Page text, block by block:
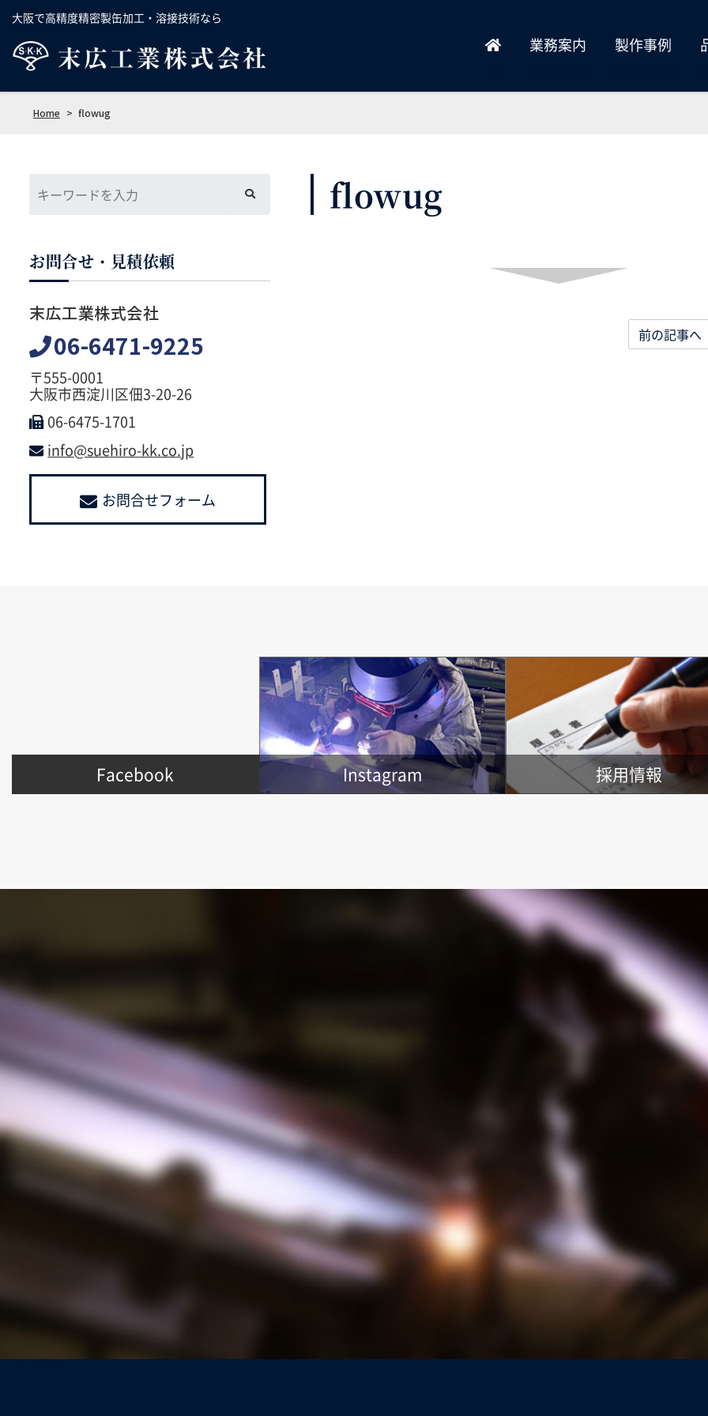
大阪で高精度精密製缶加工・溶接技術なら
業務案内 製作事例
Home > flowug
flowug
前の記事へ
お問合せ・見積依頼
末広工業株式会社
06-6471-9225
〒555-0001
大阪市西淀川区佃3-20-26
06-6475-1701
info@suehiro-kk.co.jp
お問合せフォーム
Facebook Instagram 採用情報
06-6471-9225